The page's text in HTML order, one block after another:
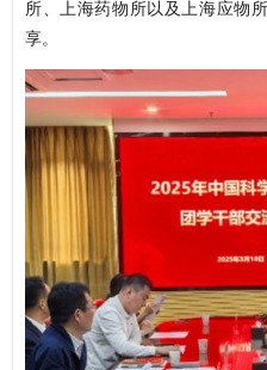
所、上海药物所以及上海应物
享。